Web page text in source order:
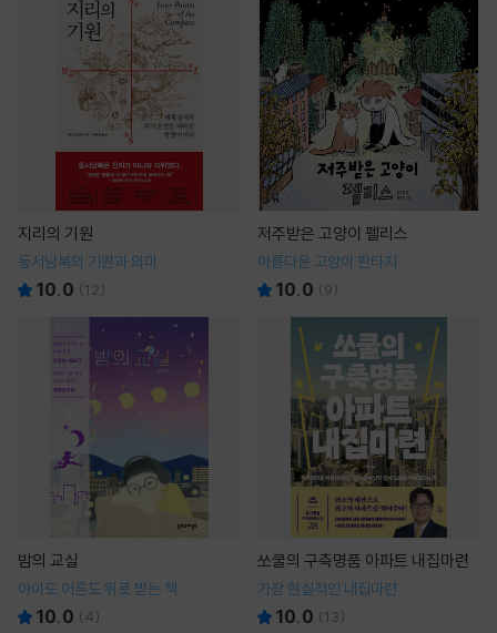
지리의 기원
동서남북의 기원과 의미
10.0 (12)
저주받은 고양이 펠리스
아름다운 고양이 판타지
10.0 (9)
밤의 교실
아이도 어른도 위로 받는 책
10.0 (4)
쏘쿨의 구축명품 아파트 내집마련
가장 현실적인 내집마련
10.0 (13)